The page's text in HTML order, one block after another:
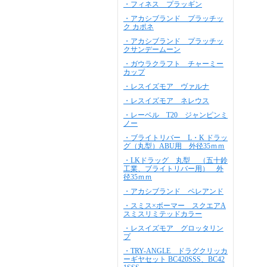
・フィネス プラッギン
・アカシブランド プラッチッ
ク カポネ
・アカシブランド プラッチッ
クサンデームーン
・ガウラクラフト チャーミー
カップ
・レスイズモア ヴァルナ
・レスイズモア ネレウス
・レーベル T20 ジャンピンミ
ノー
・ブライトリバー L・K ドラッ
グ（丸型）ABU用 外径35ｍｍ
・LKドラッグ 丸型 （五十鈴
工業、ブライトリバー用） 外
径35ｍｍ
・アカシブランド ペレアンド
・スミス×ボーマー スクエアA
スミスリミテッドカラー
・レスイズモア グロッタリン
プ
・TRY-ANGLE ドラグクリッカ
ーギヤセット BC420SSS、BC42